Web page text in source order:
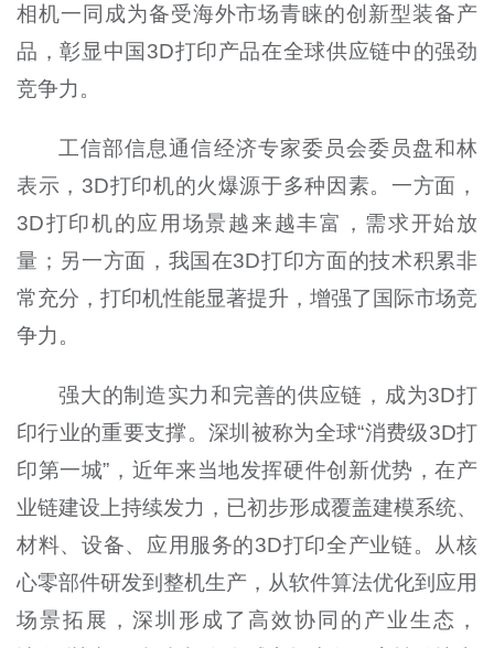
相机一同成为备受海外市场青睐的创新型装备产
品，彰显中国3D打印产品在全球供应链中的强劲
竞争力。
工信部信息通信经济专家委员会委员盘和林
表示，3D打印机的火爆源于多种因素。一方面，
3D打印机的应用场景越来越丰富，需求开始放
量；另一方面，我国在3D打印方面的技术积累非
常充分，打印机性能显著提升，增强了国际市场竞
争力。
强大的制造实力和完善的供应链，成为3D打
印行业的重要支撑。深圳被称为全球“消费级3D打
印第一城”，近年来当地发挥硬件创新优势，在产
业链建设上持续发力，已初步形成覆盖建模系统、
材料、设备、应用服务的3D打印全产业链。从核
心零部件研发到整机生产，从软件算法优化到应用
场景拓展，深圳形成了高效协同的产业生态，